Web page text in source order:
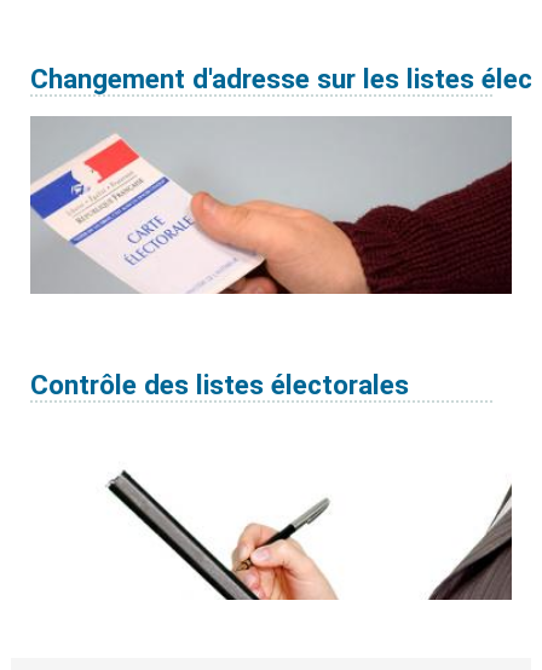
Changement d'adresse sur les listes
Contrôle des listes électorales